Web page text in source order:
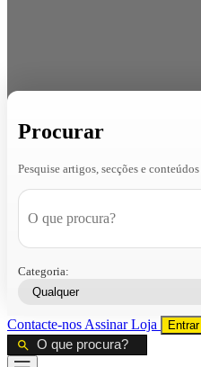
Procurar
Pesquise artigos, secções e conteúdos
Categoria:
Contacte-nos AssinarLoja Entrar